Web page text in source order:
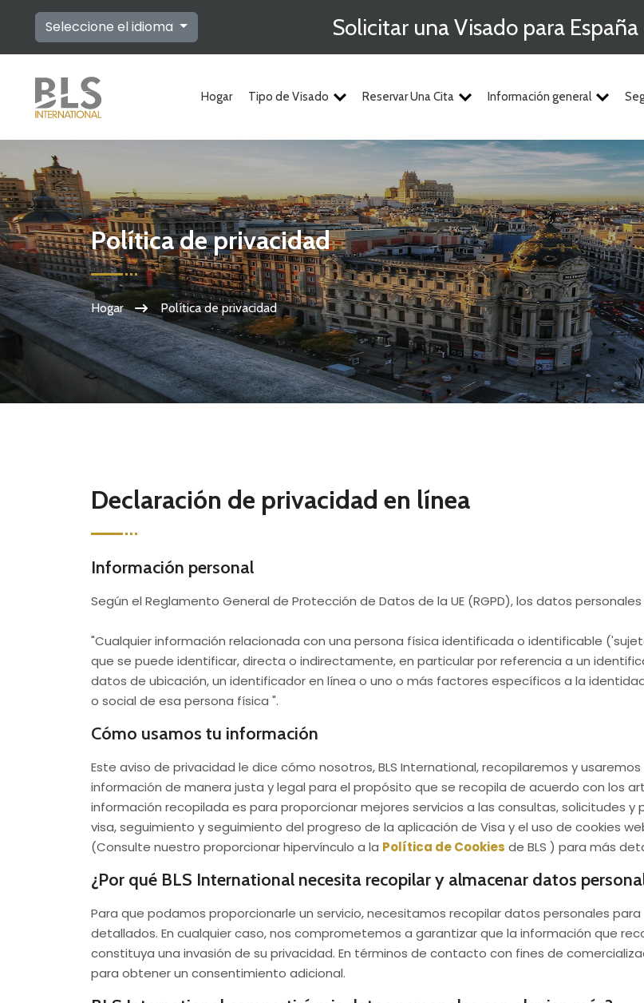
Seleccione el idioma Solicitar una Visado para
Hogar Tipo de Visado Reservar Una Cita Información general
Política de privacidad
Hogar Política de privacidad
Declaración de privacidad en línea
Información personal
Según el Reglamento General de Protección de Datos de la UE (RGPD), los datos
"Cualquier información relacionada con una persona física identificada o identificable
que se puede identificar, directa o indirectamente, en particular por referencia a un
datos de ubicación, un identificador en línea o uno o más factores específicos a la
o social de esa persona física ".
Cómo usamos tu información
Este aviso de privacidad le dice cómo nosotros, BLS International, recopilaremos y
información de manera justa y legal para el propósito que se recopila de acuerdo con los
información recopilada es para proporcionar mejores servicios a las consultas, solicitudes
visa, seguimiento y seguimiento del progreso de la aplicación de Visa y el uso de cookies
(Consulte nuestro proporcionar hipervínculo a la Política de Cookies de BLS ) para más
¿Por qué BLS International necesita recopilar y almacenar datos
Para que podamos proporcionarle un servicio, necesitamos recopilar datos personales
detallados. En cualquier caso, nos comprometemos a garantizar que la información que
constituya una invasión de su privacidad. En términos de contacto con fines de
para obtener un consentimiento adicional.